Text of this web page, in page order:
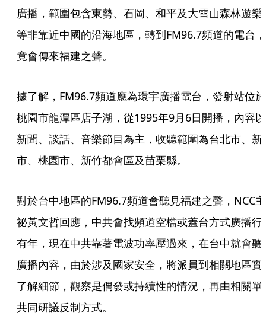
廣播，範圍包含東勢、石岡、和平及大雪山森林遊樂
等非靠近中國的沿海地區，轉到FM96.7頻道的電台，
竟會傳來福建之聲。
據了解，FM96.7頻道應為環宇廣播電台，發射站位於
桃園市龍潭區店子湖，從1995年9月6日開播，內容以
新聞、談話、音樂節目為主，收聽範圍為台北市、新
市、桃園市、新竹都會區及苗栗縣。
對於台中地區的FM96.7頻道會聽見福建之聲，NCC主
祕黃文哲回應，中共會找頻道空檔或蓋台方式廣播行
有年，現在中共靠著電波功率壓過來，在台中就會聽
廣播內容，由於涉及國家安全，將派員到相關地區實
了解細節，觀察是偶發或持續性的情況，再由相關單
共同研議反制方式。